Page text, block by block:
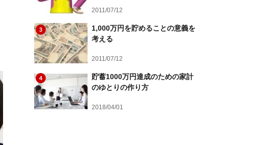
2011/07/12
3
1,000万円を貯めることの意義を
考える
2011/07/12
4
貯蓄1000万円達成のための家計
のゆとりの作り方
2018/04/01